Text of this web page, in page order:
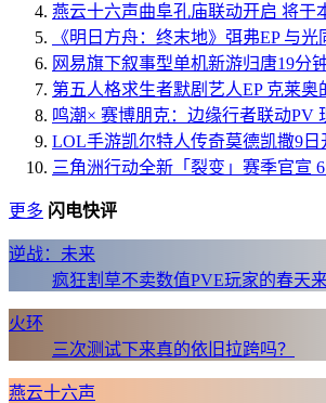
燕云十六声曲阜孔庙联动开启 将于
《明日方舟：终末地》弭弗EP 与
网易旗下叙事型单机新游归唐19分
第五人格求生者默剧艺人EP 克莱奥
鸣潮× 赛博朋克：边缘行者联动PV
LOL手游凯尔特人传奇莫德凯撒9日
三角洲行动全新「裂变」赛季官宣
更多 闪电快评
逆战：未来
疯狂割草不卖数值PVE玩家的春天
火环
三次测试下来真的依旧拉跨吗？
燕云十六声